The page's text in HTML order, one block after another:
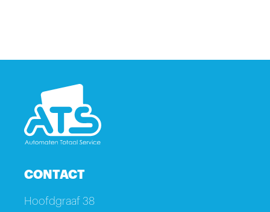
CONTACT
Hoofdgraaf 38